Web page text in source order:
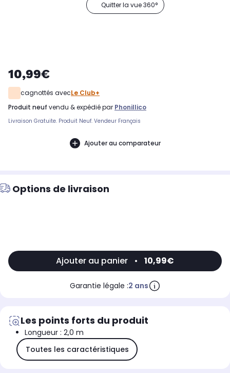
Quitter la vue 360°
10,99€
cagnottés avecLe Club+
produit neuf vendu & expédié par Phonillico
Livraison Gratuite. Produit Neuf. Vendeur Français
Ajouter au comparateur
Options de livraison
Ajouter au panier • 10,99€
Garantie légale :2 ans
Les points forts du produit
Longueur : 2,0 m
Toutes les caractéristiques